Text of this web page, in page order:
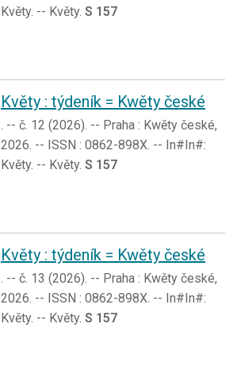
Květy. -- Květy. S 157
Květy : týdeník = Kwěty české
. -- č. 12 (2026). -- Praha : Kwěty české,
2026. -- ISSN : 0862-898X. -- In#In#:
Květy. -- Květy. S 157
Květy : týdeník = Kwěty české
. -- č. 13 (2026). -- Praha : Kwěty české,
2026. -- ISSN : 0862-898X. -- In#In#:
Květy. -- Květy. S 157